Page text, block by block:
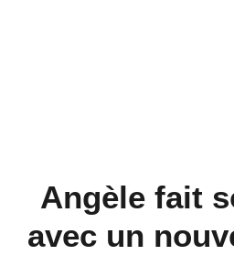
Angèle fait
avec un